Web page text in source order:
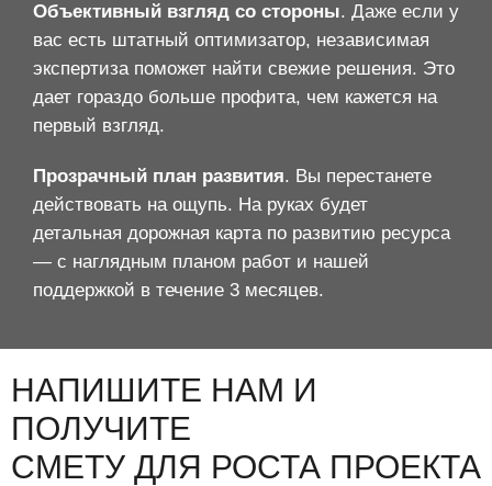
Объективный взгляд со стороны. Даже если у
вас есть штатный оптимизатор, независимая
экспертиза поможет найти свежие решения. Это
дает гораздо больше профита, чем кажется на
первый взгляд.
Прозрачный план развития. Вы перестанете
действовать на ощупь. На руках будет
детальная дорожная карта по развитию ресурса
— с наглядным планом работ и нашей
поддержкой в течение 3 месяцев.
НАПИШИТЕ НАМ И
ПОЛУЧИТЕ
СМЕТУ ДЛЯ РОСТА ПРОЕКТА